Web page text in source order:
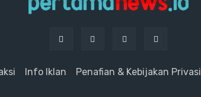
Info Iklan Penafian & Kebijakan Privasi